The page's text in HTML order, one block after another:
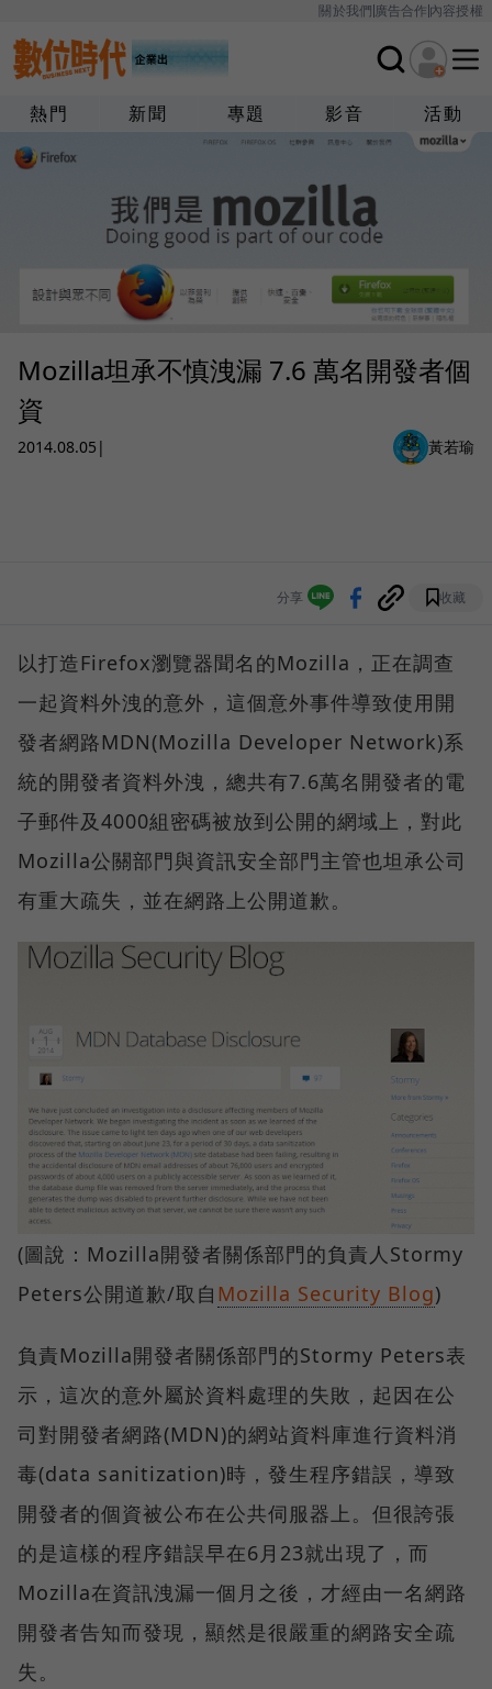
關於我們廣告合作內容授權
熱門 新聞 專題 影音 活動
Mozilla坦承不慎洩漏 7.6 萬名開發者個
資
2014.08.05 | 黃若瑜
分享 收藏
以打造Firefox瀏覽器聞名的Mozilla，正在調查
一起資料外洩的意外，這個意外事件導致使用開
發者網路MDN(Mozilla Developer Network)系
統的開發者資料外洩，總共有7.6萬名開發者的電
子郵件及4000組密碼被放到公開的網域上，對此
Mozilla公關部門與資訊安全部門主管也坦承公司
有重大疏失，並在網路上公開道歉。
(圖說：Mozilla開發者關係部門的負責人Stormy
Peters公開道歉/取自 Mozilla Security Blog)
負責Mozilla開發者關係部門的Stormy Peters表
示，這次的意外屬於資料處理的失敗，起因在公
司對開發者網路(MDN)的網站資料庫進行資料消
毒(data sanitization)時，發生程序錯誤，導致
開發者的個資被公布在公共伺服器上。但很誇張
的是這樣的程序錯誤早在6月23就出現了，而
Mozilla在資訊洩漏一個月之後，才經由一名網路
開發者告知而發現，顯然是很嚴重的網路安全疏
失。